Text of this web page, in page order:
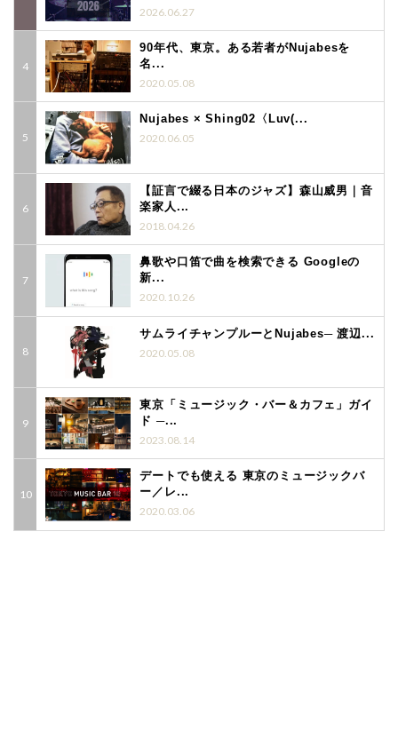
2026.06.27
90年代、東京。ある若者がNujabesを
名...
2020.05.08
Nujabes × Shing02〈Luv(...
2020.06.05
【証言で綴る日本のジャズ】森山威男｜音
楽家人...
2018.04.26
鼻歌や口笛で曲を検索できる Googleの
新...
2020.10.26
サムライチャンプルーとNujabes─ 渡辺...
2020.05.08
東京「ミュージック・バー＆カフェ」ガイ
ド ─...
2023.08.14
デートでも使える 東京のミュージックバ
ー／レ...
2020.03.06